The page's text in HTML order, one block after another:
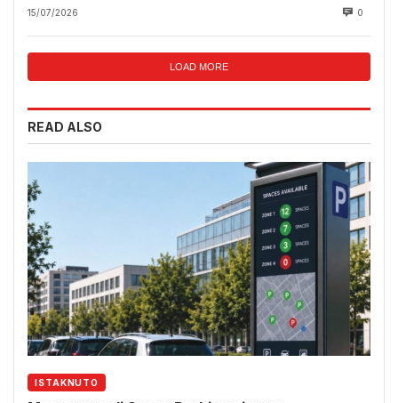
15/07/2026 0
LOAD MORE
READ ALSO
ISTAKNUTO